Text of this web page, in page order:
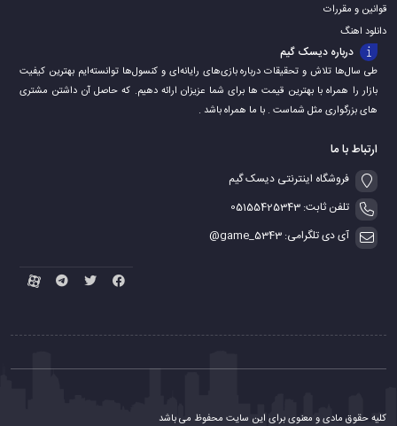
قوانین و مقررات
دانلود اهنگ
درباره دیسک گیم
طی سال‌ها تلاش و تحقیقات درباره بازی‌های رایانه‌ای و کنسول‌ها توانسته‌ایم بهترین کیفیت
بازار را همراه با بهترین قیمت ها برای شما عزیزان ارائه دهیم. که حاصل آن داشتن مشتری
های بزرگواری مثل شماست . با ما همراه باشد .
ارتباط با ما
فروشگاه اینترنتی دیسک گیم
تلفن ثابت: 05155425343
آی دی تلگرامی: game_5343@
کلیه حقوق مادی و معنوی برای این سایت محفوظ می باشد